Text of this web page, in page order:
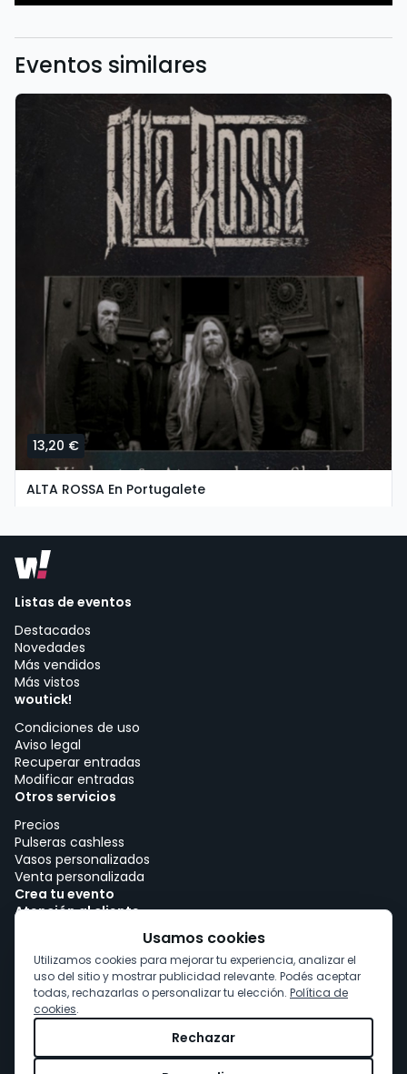
Eventos similares
13,20 €
ALTA ROSSA En Portugalete
Listas de eventos
Destacados
Novedades
Más vendidos
Más vistos
woutick!
Condiciones de uso
Aviso legal
Recuperar entradas
Modificar entradas
Otros servicios
Precios
Pulseras cashless
Vasos personalizados
Venta personalizada
Crea tu evento
Atención al cliente
Consentimiento de cookies
Usamos cookies
Utilizamos cookies para mejorar tu experiencia, analizar el
uso del sitio y mostrar publicidad relevante. Podés aceptar
todas, rechazarlas o personalizar tu elección. Política de
cookies.
Rechazar